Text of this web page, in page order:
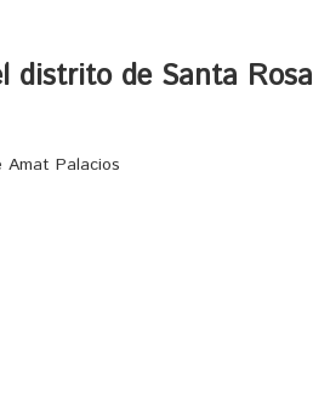
distrito de Santa Rosa
Amat Palacios